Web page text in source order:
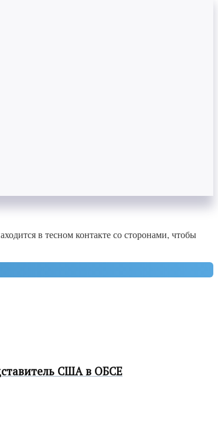
в тесном контакте со сторонами, чтобы
США в ОБСЕ